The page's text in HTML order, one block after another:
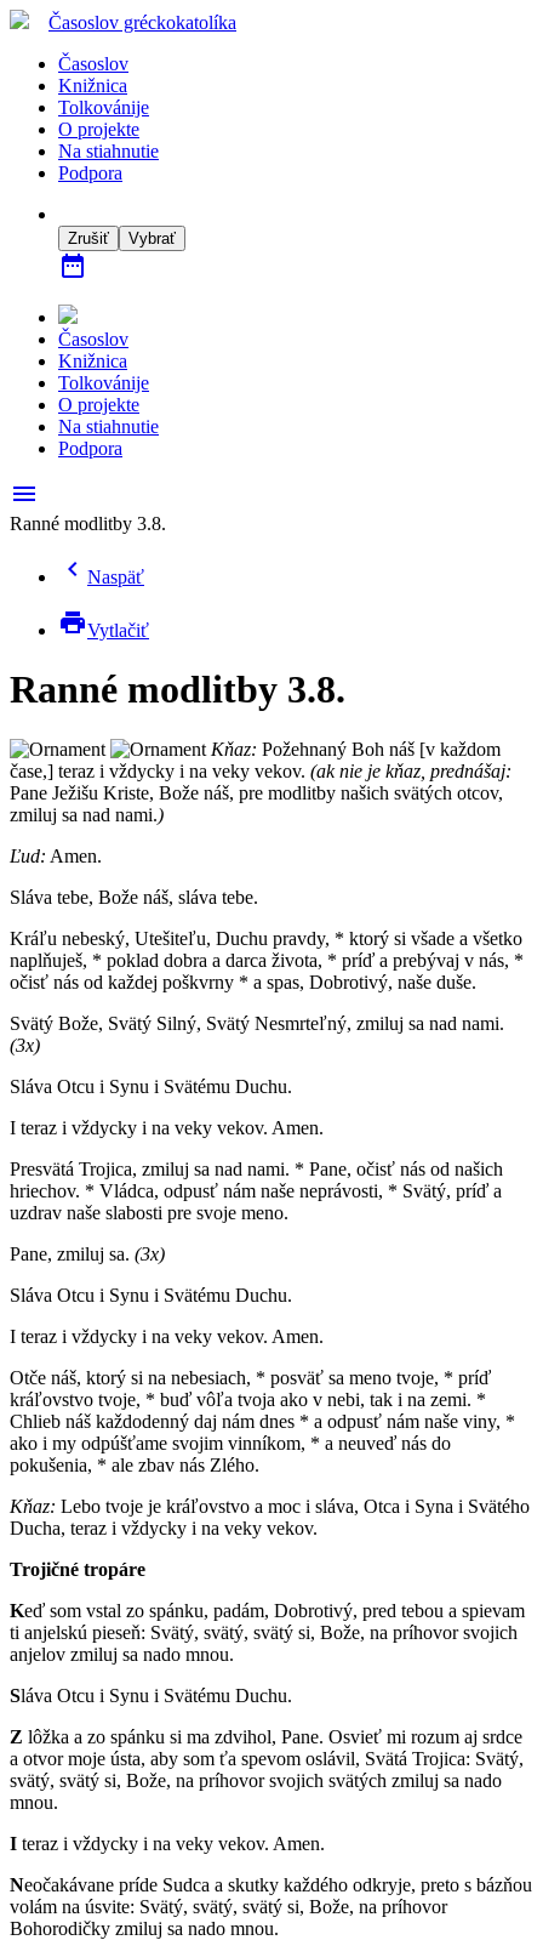
Časoslov gréckokatolíka
Časoslov
Knižnica
Tolkovánije
O projekte
Na stiahnutie
Podpora
Zrušiť Vybrať
date_range
Časoslov
Knižnica
Tolkovánije
O projekte
Na stiahnutie
Podpora
menu
Ranné modlitby 3.8.
chevron_left Naspäť
printVytlačiť
Ranné modlitby 3.8.
Kňaz: Požehnaný Boh náš [v každom
čase,] teraz i vždycky i na veky vekov. (ak nie je kňaz, prednášaj:
Pane Ježišu Kriste, Bože náš, pre modlitby našich svätých otcov,
zmiluj sa nad nami.)
Ľud: Amen.
Sláva tebe, Bože náš, sláva tebe.
Kráľu nebeský, Utešiteľu, Duchu pravdy, * ktorý si všade a všetko
naplňuješ, * poklad dobra a darca života, * príď a prebývaj v nás, *
očisť nás od každej poškvrny * a spas, Dobrotivý, naše duše.
Svätý Bože, Svätý Silný, Svätý Nesmrteľný, zmiluj sa nad nami.
(3x)
Sláva Otcu i Synu i Svätému Duchu.
I teraz i vždycky i na veky vekov. Amen.
Presvätá Trojica, zmiluj sa nad nami. * Pane, očisť nás od našich
hriechov. * Vládca, odpusť nám naše neprávosti, * Svätý, príď a
uzdrav naše slabosti pre svoje meno.
Pane, zmiluj sa. (3x)
Sláva Otcu i Synu i Svätému Duchu.
I teraz i vždycky i na veky vekov. Amen.
Otče náš, ktorý si na nebesiach, * posväť sa meno tvoje, * príď
kráľovstvo tvoje, * buď vôľa tvoja ako v nebi, tak i na zemi. *
Chlieb náš každodenný daj nám dnes * a odpusť nám naše viny, *
ako i my odpúšťame svojim vinníkom, * a neuveď nás do
pokušenia, * ale zbav nás Zlého.
Kňaz: Lebo tvoje je kráľovstvo a moc i sláva, Otca i Syna i Svätého
Ducha, teraz i vždycky i na veky vekov.
Trojičné tropáre
Keď som vstal zo spánku, padám, Dobrotivý, pred tebou a spievam
ti anjelskú pieseň: Svätý, svätý, svätý si, Bože, na príhovor svojich
anjelov zmiluj sa nado mnou.
Sláva Otcu i Synu i Svätému Duchu.
Z lôžka a zo spánku si ma zdvihol, Pane. Osvieť mi rozum aj srdce
a otvor moje ústa, aby som ťa spevom oslávil, Svätá Trojica: Svätý,
svätý, svätý si, Bože, na príhovor svojich svätých zmiluj sa nado
mnou.
I teraz i vždycky i na veky vekov. Amen.
Neočakávane príde Sudca a skutky každého odkryje, preto s bázňou
volám na úsvite: Svätý, svätý, svätý si, Bože, na príhovor
Bohorodičky zmiluj sa nado mnou.